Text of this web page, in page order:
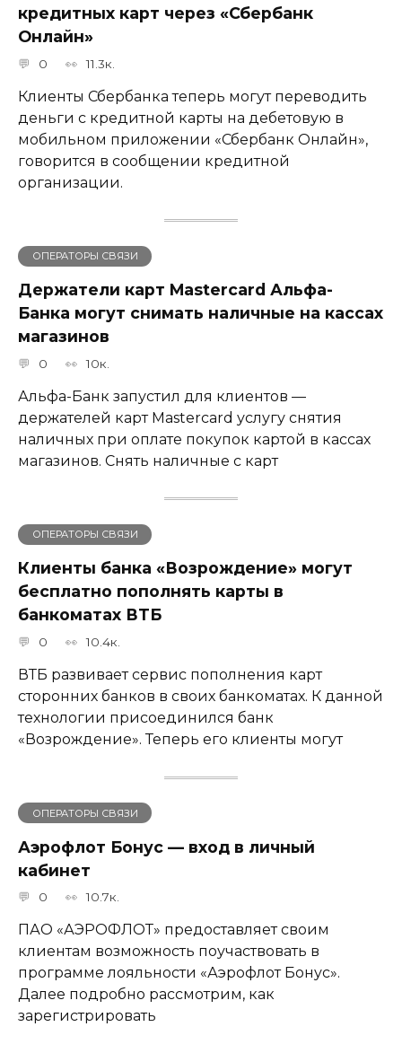
кредитных карт через «Сбербанк
Онлайн»​​​​​​​
0 11.3к.
Клиенты Сбербанка теперь могут переводить
деньги с кредитной карты на дебетовую в
мобильном приложении «Сбербанк Онлайн»,
говорится в сообщении кредитной
организации.
ОПЕРАТОРЫ СВЯЗИ
Держатели карт Mastercard Альфа-
Банка могут снимать наличные ​на кассах
магазинов​
0 10к.
Альфа-Банк запустил для клиентов —
держателей карт Mastercard услугу снятия
наличных при оплате покупок картой в кассах
магазинов. Снять наличные с карт
ОПЕРАТОРЫ СВЯЗИ
Клиенты банка «Возрождение» могут
бесплатно пополнять карты в
банкоматах ВТБ
0 10.4к.
ВТБ развивает сервис пополнения карт
сторонних банков в своих банкоматах. К данной
технологии присоединился банк
«Возрождение». Теперь его клиенты могут
ОПЕРАТОРЫ СВЯЗИ
Аэрофлот Бонус — вход в личный
кабинет
0 10.7к.
ПАО «АЭРОФЛОТ» предоставляет своим
клиентам возможность поучаствовать в
программе лояльности «Аэрофлот Бонус».
Далее подробно рассмотрим, как
зарегистрировать